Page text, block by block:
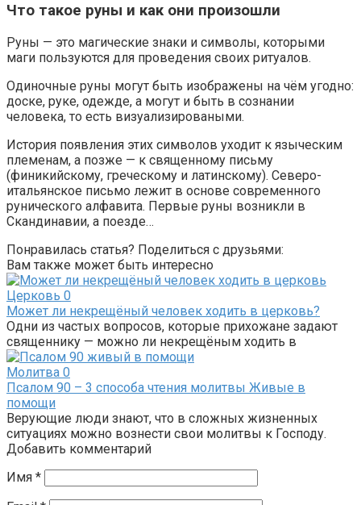
Что такое руны и как они произошли
Руны — это магические знаки и символы, которыми
маги пользуются для проведения своих ритуалов.
Одиночные руны могут быть изображены на чём угодно:
доске, руке, одежде, а могут и быть в сознании
человека, то есть визуализироваными.
История появления этих символов уходит к языческим
племенам, а позже — к священному письму
(финикийскому, греческому и латинскому). Северо-
итальянское письмо лежит в основе современного
рунического алфавита. Первые руны возникли в
Скандинавии, а поезде…
Понравилась статья? Поделиться с друзьями:
Вам также может быть интересно
Церковь 0
Может ли некрещёный человек ходить в церковь?
Одни из частых вопросов, которые прихожане задают
священнику — можно ли некрещёным ходить в
Молитва 0
Псалом 90 – 3 способа чтения молитвы Живые в
помощи
Верующие люди знают, что в сложных жизненных
ситуациях можно вознести свои молитвы к Господу.
Добавить комментарий
Имя *